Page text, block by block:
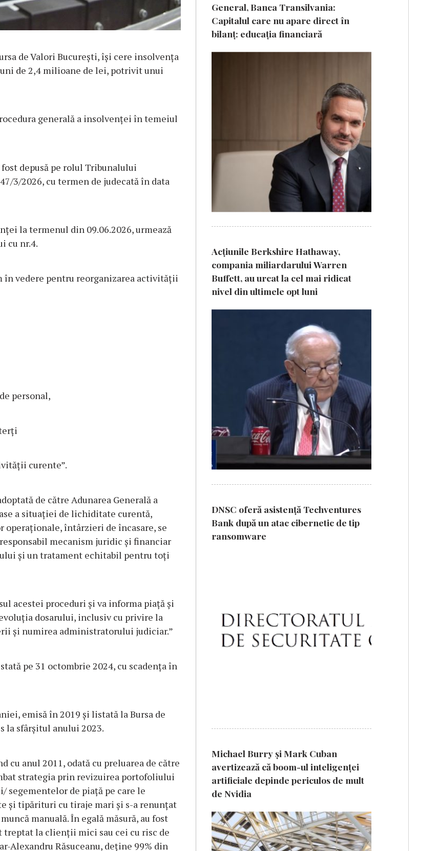
de Valori București, își cere insolvența
de 2,4 milioane de lei, potrivit unui
generală a insolvenței în temeiul
depusă pe rolul Tribunalului
3/2026, cu termen de judecată în data
la termenul din 09.06.2026, urmează
cu nr.4.
în vedere pentru reorganizarea activității
personal,
curente”.
de către Adunarea Generală a
a situației de lichiditate curentă,
operaționale, întârzieri de încasare, se
mecanism juridic și financiar
și un tratament echitabil pentru toți
acestei proceduri și va informa piață și
dosarului, inclusiv cu privire la
și numirea administratorului judiciar.”
pe 31 octombrie 2024, cu scadența în
emisă în 2019 și listată la Bursa de
la sfârșitul anului 2023.
cu anul 2011, odată cu preluarea de către
strategia prin revizuirea portofoliului
segementelor de piață pe care le
și tipărituri cu tiraje mari și s-a renunțat
manuală. În egală măsură, au fost
la clienții mici sau cei cu risc de
Alexandru Răsuceanu, deține 99% din
General, Banca Transilvania:
Capitalul care nu apare direct în
bilanț: educația financiară
Acțiunile Berkshire Hathaway,
compania miliardarului Warren
Buffett, au urcat la cel mai ridicat
nivel din ultimele opt luni
DNSC oferă asistență Techventures
Bank după un atac cibernetic de tip
ransomware
Michael Burry și Mark Cuban
avertizează că boom-ul inteligenței
artificiale depinde periculos de mult
de Nvidia